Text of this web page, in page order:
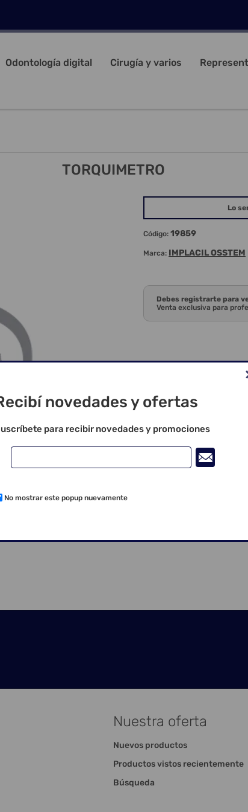
Odontología digital Cirugía y varios
TORQUIMETRO
Lo
Código: 19859
Marca: IMPLACIL OSSTEM
Debes registrarte para
Venta exclusiva para
Nuestra oferta
Nuevos productos
Productos vistos recientemente
Búsqueda
novedades y ofertas
para recibir novedades y promociones
No mostrar este popup nuevamente